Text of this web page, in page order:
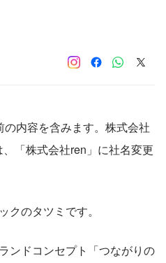
内容を含みます。株式会社
「株式会社ren」に社名変更
クのタツミです。
ンドコンセプト「つながりの